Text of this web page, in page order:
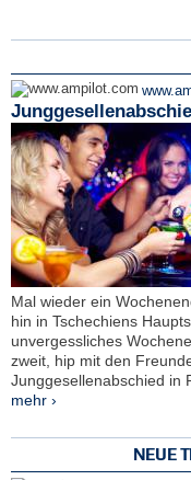
Mal wieder ein
hin in Tschechiens
unvergessliches
zweit, hip mit den
Junggesellenabschied in
mehr ›
NEUE